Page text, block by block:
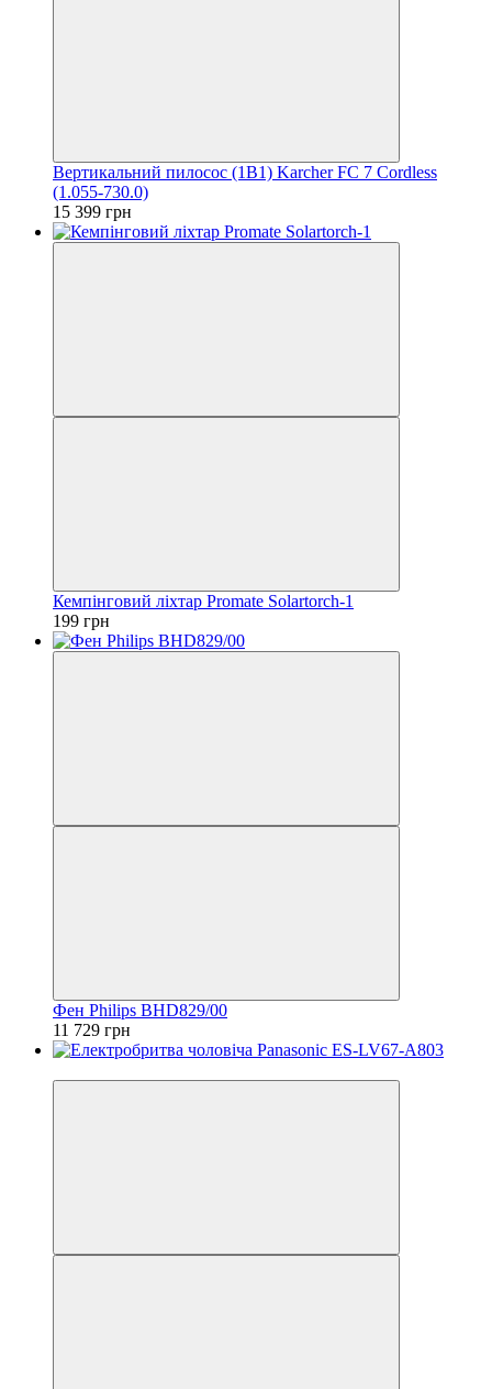
Вертикальний пилосос (1В1) Karcher FC 7 Cordless
(1.055-730.0)
15 399 грн
Кемпінговий ліхтар Promate Solartorch-1
199 грн
Фен Philips BHD829/00
11 729 грн